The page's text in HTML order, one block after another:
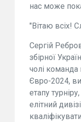
нас може
"Вітаю всіх!
Сергій
збірної
чолі команда
Євро-2024,
етапу
елітний